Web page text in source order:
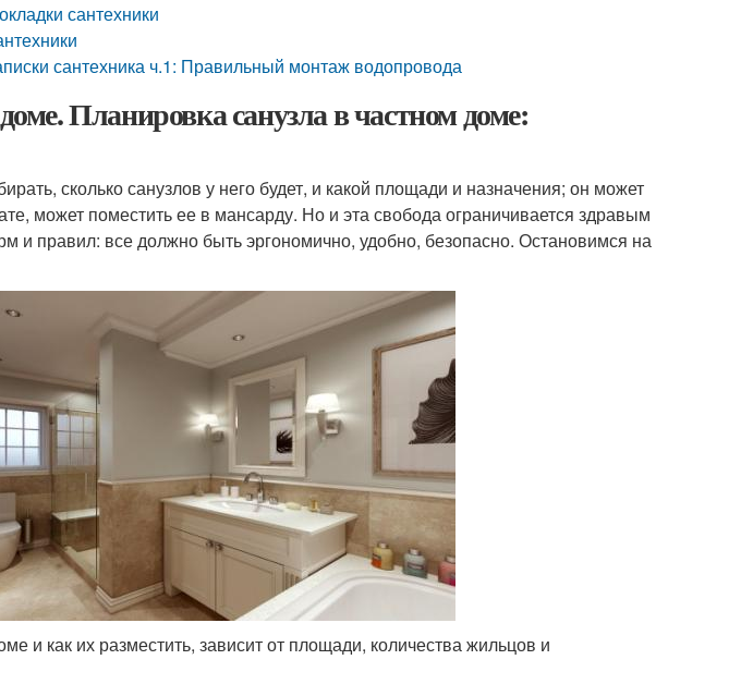
сантехники
сантехника ч.1: Правильный монтаж водопровода
Планировка санузла в частном доме:
сколько санузлов у него будет, и какой площади и назначения; он может
может поместить ее в мансарду. Но и эта свобода ограничивается здравым
и правил: все должно быть эргономично, удобно, безопасно. Остановимся на
и как их разместить, зависит от площади, количества жильцов и